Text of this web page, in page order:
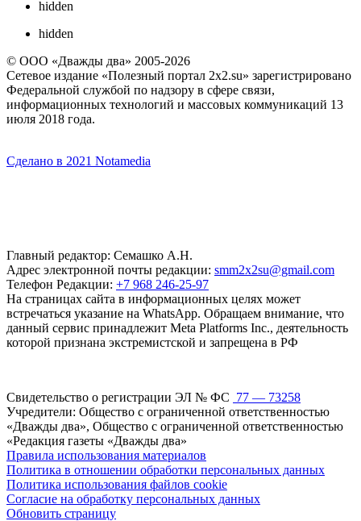
hidden
hidden
© ООО «Дважды два» 2005-2026
Сетевое издание «Полезный портал 2x2.su» зарегистрировано
Федеральной службой по надзору в сфере связи,
информационных технологий и массовых коммуникаций 13
июля 2018 года.
Сделано в 2021 Notamedia
Главный редактор: Семашко А.Н.
Адрес электронной почты редакции: smm2x2su@gmail.com
Телефон Редакции: +7 968 246-25-97
На страницах сайта в информационных целях может
встречаться указание на WhatsApp. Обращаем внимание, что
данный сервис принадлежит Meta Platforms Inc., деятельность
которой признана экстремистской и запрещена в РФ
Свидетельство о регистрации ЭЛ № ФС 77 — 73258
Учредители: Общество с ограниченной ответственностью
«Дважды два», Общество с ограниченной ответственностью
«Редакция газеты «Дважды два»
Правила использования материалов
Политика в отношении обработки персональных данных
Политика использования файлов cookie
Согласие на обработку персональных данных
Обновить страницу